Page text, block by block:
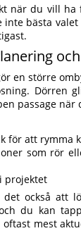
när du vill ha
inte bästa
en större
Dörren
passage när
för att rymma
som rör
projektet
också att
du kan
mest